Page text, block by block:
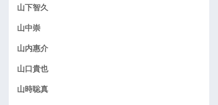
山下智久
山中崇
山内惠介
山口貴也
山時聡真